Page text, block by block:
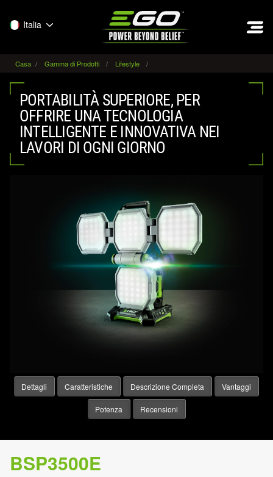
Italia
Casa Gamma di Prodotti Lifestyle
PORTABILITÀ SUPERIORE, PER
OFFRIRE UNA TECNOLOGIA
INTELLIGENTE E INNOVATIVA NEI
LAVORI DI OGNI GIORNO
Dettagli Caratteristiche Descrizione Completa Vantaggi
Potenza Recensioni
BSP3500E